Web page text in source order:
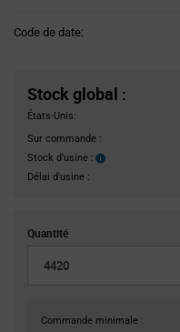
Code de date:
Stock global :
États-Unis:
Sur commande :
Stock d'usine :
Stock
Délai d'usine :
Quantité
Commande minimale :